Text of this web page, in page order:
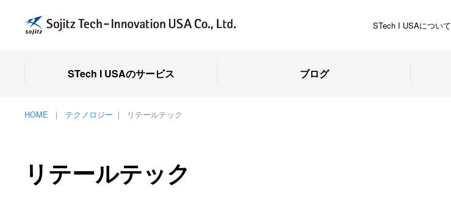
STech I USAについて
STech I USAのサービス ブログ
HOME テクノロジー リテールテック
リテールテック